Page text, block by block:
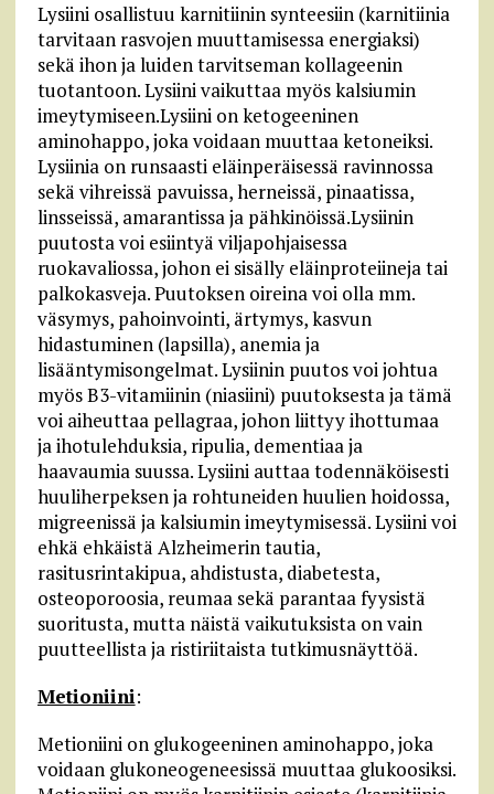
Lysiini osallistuu karnitiinin synteesiin (karnitiinia
tarvitaan rasvojen muuttamisessa energiaksi)
sekä ihon ja luiden tarvitseman kollageenin
tuotantoon. Lysiini vaikuttaa myös kalsiumin
imeytymiseen.Lysiini on ketogeeninen
aminohappo, joka voidaan muuttaa ketoneiksi.
Lysiinia on runsaasti eläinperäisessä ravinnossa
sekä vihreissä pavuissa, herneissä, pinaatissa,
linsseissä, amarantissa ja pähkinöissä.Lysiinin
puutosta voi esiintyä viljapohjaisessa
ruokavaliossa, johon ei sisälly eläinproteiineja tai
palkokasveja. Puutoksen oireina voi olla mm.
väsymys, pahoinvointi, ärtymys, kasvun
hidastuminen (lapsilla), anemia ja
lisääntymisongelmat. Lysiinin puutos voi johtua
myös B3-vitamiinin (niasiini) puutoksesta ja tämä
voi aiheuttaa pellagraa, johon liittyy ihottumaa
ja ihotulehduksia, ripulia, dementiaa ja
haavaumia suussa. Lysiini auttaa todennäköisesti
huuliherpeksen ja rohtuneiden huulien hoidossa,
migreenissä ja kalsiumin imeytymisessä. Lysiini voi
ehkä ehkäistä Alzheimerin tautia,
rasitusrintakipua, ahdistusta, diabetesta,
osteoporoosia, reumaa sekä parantaa fyysistä
suoritusta, mutta näistä vaikutuksista on vain
puutteellista ja ristiriitaista tutkimusnäyttöä.
Metioniini:
Metioniini on glukogeeninen aminohappo, joka
voidaan glukoneogeneesissä muuttaa glukoosiksi.